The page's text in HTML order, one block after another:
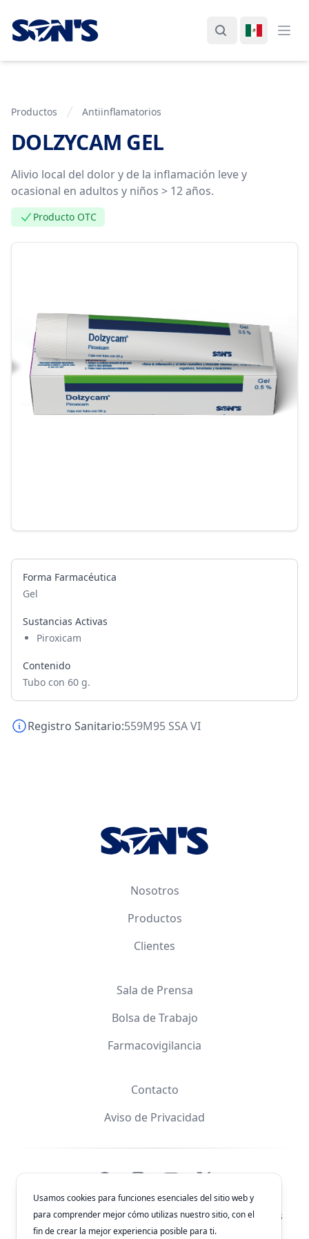
Laboratorios Química Son's
BuscarCambiar
Productos Antiinflamatorios
DOLZYCAM GEL
Información del Producto
Alivio local del dolor y de la inflamación leve y
ocasional en adultos y niños > 12 años.
Producto OTC
Forma Farmacéutica
Gel
Sustancias Activas
Piroxicam
Contenido
Tubo con 60 g.
Registro Sanitario:559M95 SSA VI
Nosotros
Productos
Clientes
Sala de Prensa
Bolsa de Trabajo
Farmacovigilancia
Contacto
Aviso de Privacidad
FacebookInstagramYouTube
X
© 2026Laboratorios Química Son's. Todos los derechos
reservados.
Usamos cookies para funciones esenciales del sitio web y
para comprender mejor cómo utilizas nuestro sitio, con el
fin de crear la mejor experiencia posible para ti.